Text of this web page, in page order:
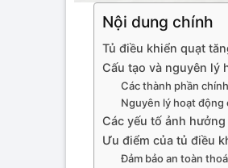
Nội dung chính
Tủ điều khiển quạt
Cấu tạo và nguyên lý
Các thành phần
Nguyên lý hoạt động
Các yếu tố ảnh
Ưu điểm của tủ điều
Đảm bảo an toàn